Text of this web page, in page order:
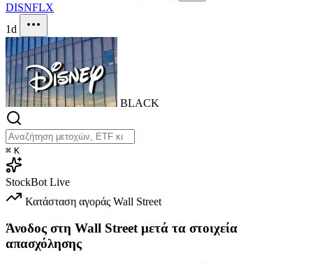
DISNFLX
1d
BLACK
⌘ K
StockBot Live
Κατάσταση αγοράς Wall Street
Άνοδος στη Wall Street μετά τα στοιχεία
απασχόλησης